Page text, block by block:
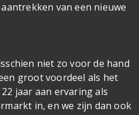
van een nieuwe
niet zo voor de hand
groot voordeel als het
jaar aan ervaring als
in, en we zijn dan ook